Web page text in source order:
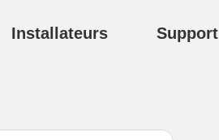
Installateurs Support